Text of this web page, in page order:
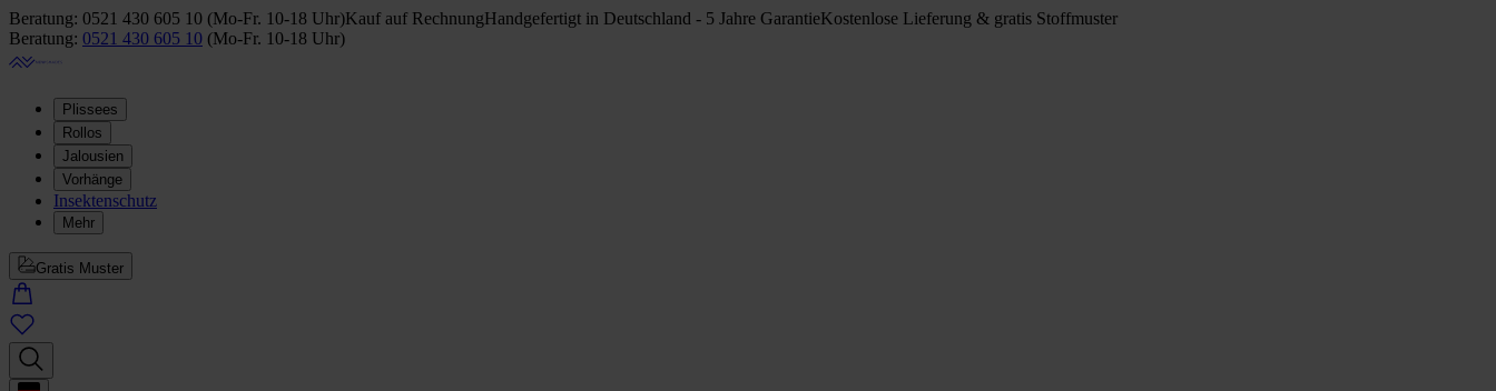
Beratung: 0521 430 605 10 (Mo-Fr. 10-18 Uhr)Kauf auf RechnungHandgefertigt in Deutschland - 5 Jahre GarantieKostenlose Lieferung & gratis Stoffmuster
Beratung: 0521 430 605 10 (Mo-Fr. 10-18 Uhr)
Plissees
Rollos
Jalousien
Vorhänge
Insektenschutz
Mehr
Gratis Muster